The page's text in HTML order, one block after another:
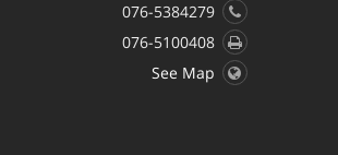
076-5384279
076-5100408
See Map